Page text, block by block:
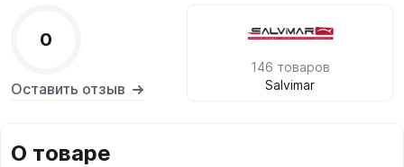
0
Оставить отзыв
146 товаров
Salvimar
О товаре